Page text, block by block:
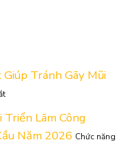
Tránh Gãy Mũi
5
Khi
Lãm Công
Năm 2026 Chức năng